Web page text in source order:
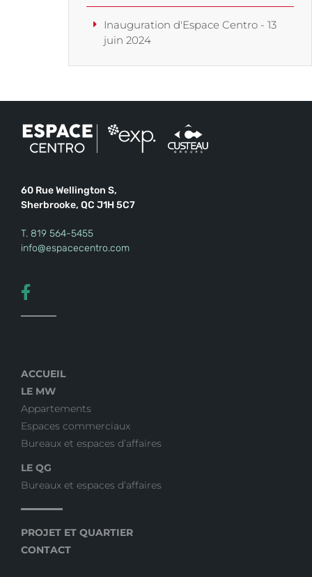
Inauguration d'Espace Centro - 13
juin 2024
60 Rue Wellington S,
Sherbrooke, QC J1H 5C7
T. 819 564-5455
info@espacecentro.com
ACCUEIL
LE MW
Appartements
Espaces commerciaux
Bureaux et espaces d’affaires
LE QG
Bureaux et espaces d’affaires
PROJET ET QUARTIER
CONTACT